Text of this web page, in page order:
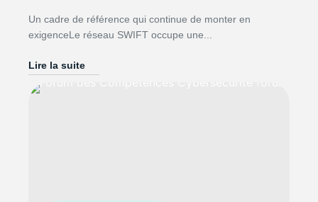
Un cadre de référence qui continue de monter en
exigenceLe réseau SWIFT occupe une...
Lire la suite